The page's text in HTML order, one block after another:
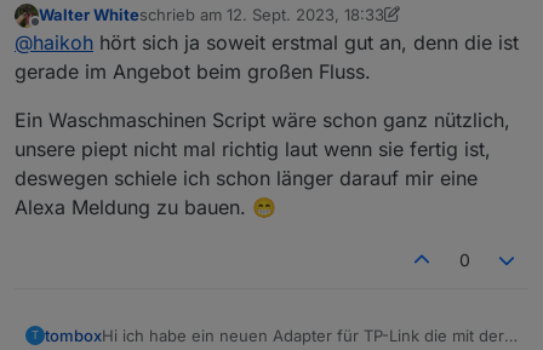
iobroker nicht aktualisiert werden...
Offline
Walter Whiteschrieb am 12. Sept. 2023, 18:33
zuletzt editiert von Walter White9. Dez. 2023, 20:40
@haikoh hört sich ja soweit erstmal gut an, denn die ist
gerade im Angebot beim großen Fluss.
Ein Waschmaschinen Script wäre schon ganz nützlich,
unsere piept nicht mal richtig laut wenn sie fertig ist,
deswegen schiele ich schon länger darauf mir eine
Alexa Meldung zu bauen. 😁
0
T tomboxHi ich habe ein neuen Adapter für TP-Link die mit der